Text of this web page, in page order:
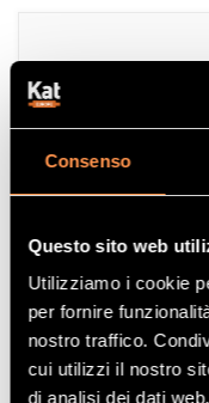
Consenso
Questo sito web
Utilizziamo i cookie
per fornire
nostro traffico.
cui utilizzi il nostro
di analisi dei dati
Catalizzatore
Catalizzatore